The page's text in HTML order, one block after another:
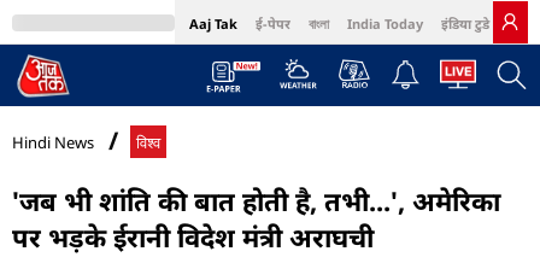
Aaj Tak ई-पेपर বাংলা India Today इंडिया टुडे हिंदी
MumbaiTak Cosmopolitan Harper's Bazaar Northeast
Hindi News विश्व
'जब भी शांति की बात होती है, तभी...', अमेरिका
पर भड़के ईरानी विदेश मंत्री अराघची